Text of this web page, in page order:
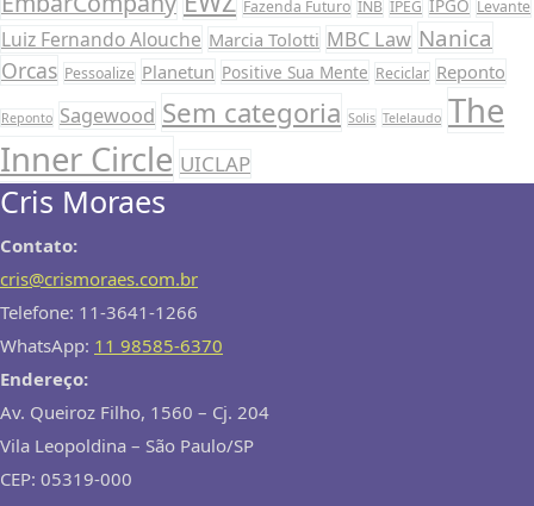
Fazenda Futuro INB IPEG IPGO Levante
Luiz Fernando Alouche Marcia Tolotti MBC Law Nanica
Orcas Pessoalize Planetun Positive Sua Mente Reciclar Reponto
Reponto Sagewood Sem categoria Solis Telelaudo The
Inner Circle UICLAP
Cris Moraes
Contato:
cris@crismoraes.com.br
Telefone: 11-3641-1266
WhatsApp: 11 98585-6370
Endereço:
Av. Queiroz Filho, 1560 – Cj. 204
Vila Leopoldina – São Paulo/SP
CEP: 05319-000